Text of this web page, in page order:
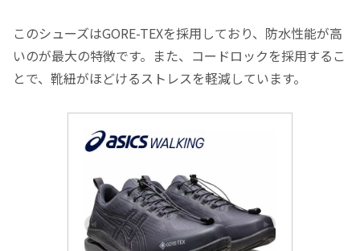
このシューズはGORE-TEXを採用しており、防水性能が高
いのが最大の特徴です。また、コードロックを採用するこ
とで、靴紐がほどけるストレスを軽減しています。